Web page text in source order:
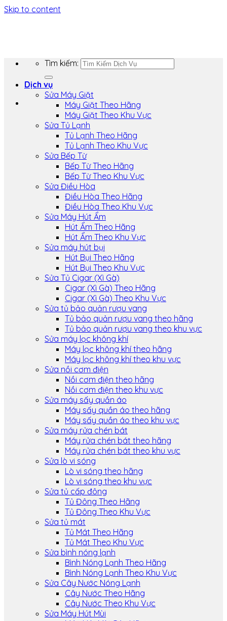
Skip to content
Tìm kiếm:
Dịch vụ
Sửa Máy Giặt
Máy Giặt Theo Hãng
Máy Giặt Theo Khu Vực
Sửa Tủ Lạnh
Tủ Lạnh Theo Hãng
Tủ Lạnh Theo Khu Vực
Sửa Bếp Từ
Bếp Từ Theo Hãng
Bếp Từ Theo Khu Vực
Sửa Điều Hòa
Điều Hòa Theo Hãng
Điều Hòa Theo Khu Vực
Sửa Máy Hút Ẩm
Hút Ẩm Theo Hãng
Hút Ẩm Theo Khu Vực
Sửa máy hút bụi
Hút Bụi Theo Hãng
Hút Bụi Theo Khu Vực
Sửa Tủ Cigar (Xì Gà)
Cigar (Xì Gà) Theo Hãng
Cigar (Xì Gà) Theo Khu Vực
Sửa tủ bảo quản rượu vang
Tủ bảo quản rượu vang theo hãng
Tủ bảo quản rượu vang theo khu vực
Sửa máy lọc không khí
Máy lọc không khí theo hãng
Máy lọc không khí theo khu vực
Sửa nồi cơm điện
Nồi cơm điện theo hãng
Nồi cơm điện theo khu vực
Sửa máy sấy quần áo
Máy sấy quần áo theo hãng
Máy sấy quần áo theo khu vực
Sửa máy rửa chén bát
Máy rửa chén bát theo hãng
Máy rửa chén bát theo khu vực
Sửa lò vi sóng
Lò vi sóng theo hãng
Lò vi sóng theo khu vực
Sửa tủ cấp đông
Tủ Đông Theo Hãng
Tủ Đông Theo Khu Vực
Sửa tủ mát
Tủ Mát Theo Hãng
Tủ Mát Theo Khu Vực
Sửa bình nóng lạnh
Bình Nóng Lạnh Theo Hãng
Bình Nóng Lạnh Theo Khu Vực
Sửa Cây Nước Nóng Lạnh
Cây Nước Theo Hãng
Cây Nước Theo Khu Vực
Sửa Máy Hút Mùi